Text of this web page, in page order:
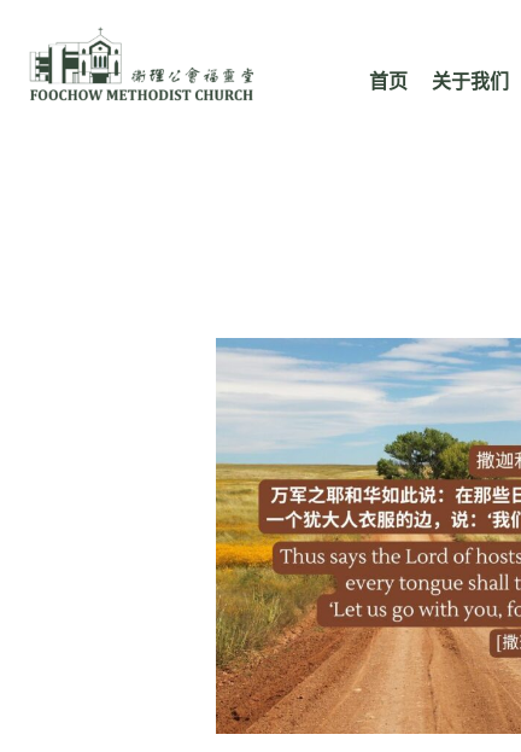
首页 关于我们